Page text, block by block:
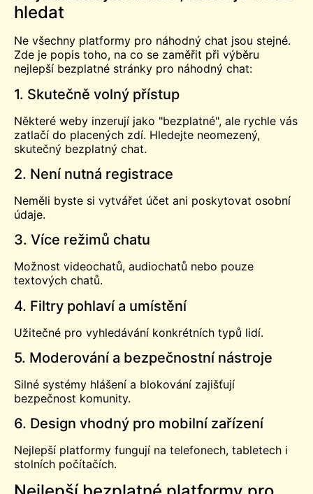
hledat
Ne všechny platformy pro náhodný chat jsou stejné.
Zde je popis toho, na co se zaměřit při výběru
nejlepší bezplatné stránky pro náhodný chat:
1. Skutečně volný přístup
Některé weby inzerují jako "bezplatné", ale rychle vás
zatlačí do placených zdí. Hledejte neomezený,
skutečný bezplatný chat.
2. Není nutná registrace
Neměli byste si vytvářet účet ani poskytovat osobní
údaje.
3. Více režimů chatu
Možnost videochatů, audiochatů nebo pouze
textových chatů.
4. Filtry pohlaví a umístění
Užitečné pro vyhledávání konkrétních typů lidí.
5. Moderování a bezpečnostní nástroje
Silné systémy hlášení a blokování zajišťují
bezpečnost komunity.
6. Design vhodný pro mobilní zařízení
Nejlepší platformy fungují na telefonech, tabletech i
stolních počítačích.